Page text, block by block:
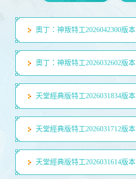
奧丁：神叛特工2026042300版本
奧丁：神叛特工2026032602版本
天堂經典版特工2026031834版本
天堂經典版特工2026031712版本
天堂經典版特工2026031614版本